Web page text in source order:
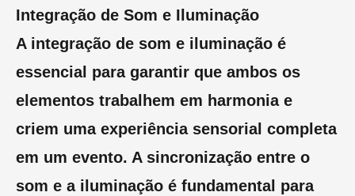
Integração de Som e Iluminação
A integração de som e iluminação é
essencial para garantir que ambos os
elementos trabalhem em harmonia e
criem uma experiência sensorial completa
em um evento. A sincronização entre o
som e a iluminação é fundamental para